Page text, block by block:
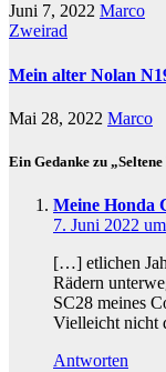
Juni 7, 2022 Marco
Zweirad
Mein alter Nolan
Mai 28, 2022 Marco
Ein Gedanke zu
Meine Honda
7. Juni 2022
[…] etlichen
Rädern
SC28 meines
Vielleicht nicht
Antworten